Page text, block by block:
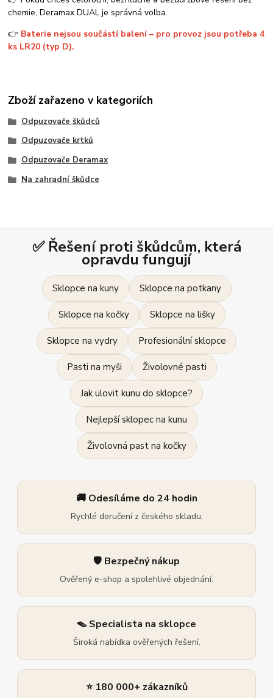
chemie, Deramax DUAL je správná volba.
👉 Baterie nejsou součástí balení – pro provoz jsou potřeba 4
ks LR20 (typ D).
Zboží zařazeno v kategoriích
Odpuzovače škůdců
Odpuzovače krtků
Odpuzovače Deramax
Na zahradní škůdce
✅ Řešení proti škůdcům, která
opravdu fungují
Sklopce na kuny Sklopce na potkany
Sklopce na kočky Sklopce na lišky
Sklopce na vydry Profesionální sklopce
Pasti na myši Živolovné pasti
Jak ulovit kunu do sklopce?
Nejlepší sklopec na kunu
Živolovná past na kočky
🚚 Odesíláme do 24 hodin
Rychlé doručení z českého skladu.
🛡️ Bezpečný nákup
Ověřený e-shop a spolehlivé objednání.
🪤 Specialista na sklopce
Široká nabídka ověřených řešení.
⭐ 180 000+ zákazníků